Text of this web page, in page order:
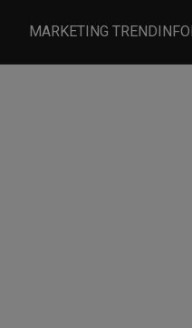
MARKETING